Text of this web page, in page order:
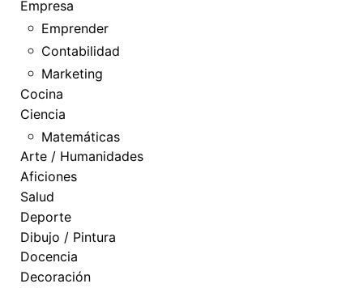
Empresa
Emprender
Contabilidad
Marketing
Cocina
Ciencia
Matemáticas
Arte / Humanidades
Aficiones
Salud
Deporte
Dibujo / Pintura
Docencia
Decoración